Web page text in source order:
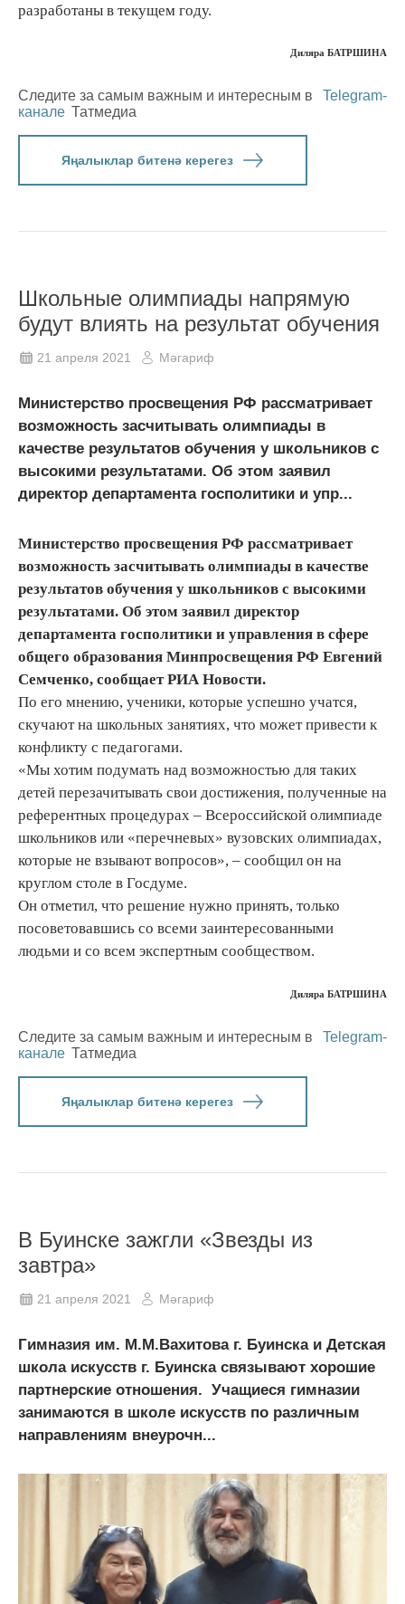
разработаны в текущем году.
Диляра БАТРШИНА
Следите за самым важным и интересным в
Telegram-
канале Татмедиа
Яңалыклар битенә керегез
Школьные олимпиады напрямую
будут влиять на результат обучения
21 апреля 2021 Мәгариф
Министерство просвещения РФ рассматривает
возможность засчитывать олимпиады в
качестве результатов обучения у школьников с
высокими результатами. Об этом заявил
директор департамента госполитики и упр...
Министерство просвещения РФ рассматривает
возможность засчитывать олимпиады в качестве
результатов обучения у школьников с высокими
результатами. Об этом заявил директор
департамента госполитики и управления в сфере
общего образования Минпросвещения РФ Евгений
Семченко, сообщает РИА Новости.
По его мнению, ученики, которые успешно учатся,
скучают на школьных занятиях, что может привести к
конфликту с педагогами.
«Мы хотим подумать над возможностью для таких
детей перезачитывать свои достижения, полученные на
референтных процедурах – Всероссийской олимпиаде
школьников или «перечневых» вузовских олимпиадах,
которые не взывают вопросов», – сообщил он на
круглом столе в Госдуме.
Он отметил, что решение нужно принять, только
посоветовавшись со всеми заинтересованными
людьми и со всем экспертным сообществом.
Диляра БАТРШИНА
Следите за самым важным и интересным в
Telegram-
канале Татмедиа
Яңалыклар битенә керегез
В Буинске зажгли «Звезды из
завтра»
21 апреля 2021 Мәгариф
Гимназия им. М.М.Вахитова г. Буинска и Детская
школа искусств г. Буинска связывают хорошие
партнерские отношения. Учащиеся гимназии
занимаются в школе искусств по различным
направлениям внеурочн...